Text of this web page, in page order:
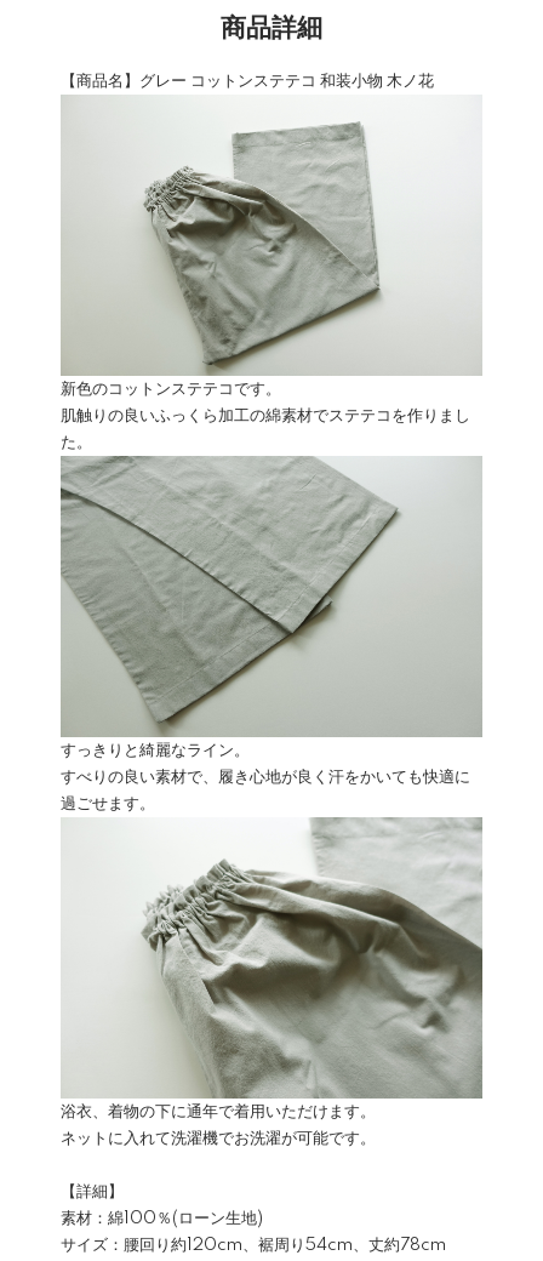
商品詳細
【商品名】グレー コットンステテコ 和装小物 木ノ花
新色のコットンステテコです。
肌触りの良いふっくら加工の綿素材でステテコを作りまし
た。
すっきりと綺麗なライン。
すべりの良い素材で、履き心地が良く汗をかいても快適に
過ごせます。
浴衣、着物の下に通年で着用いただけます。
ネットに入れて洗濯機でお洗濯が可能です。
【詳細】
素材：綿100％(ローン生地)
サイズ：腰回り約120cm、裾周り54cm、丈約78cm